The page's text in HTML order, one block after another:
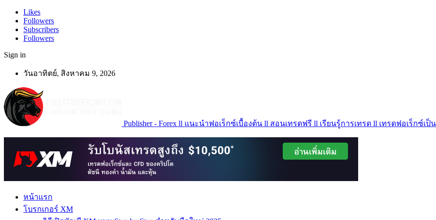
Likes
Followers
Subscribers
Followers
Sign in
วันอาทิตย์, สิงหาคม 9, 2026
Publisher - Forex ll แนะนำฟอเร็กซ์เบื้องต้น ll สอนเทรดฟรี ll เรียนรู้การเทรด ll เทรดฟอเร็กซ์เป็
หน้าแรก
โบรกเกอร์ XM